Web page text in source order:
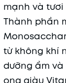
mạnh và tươi
Thành phần
từ không khí
dưỡng ẩm và